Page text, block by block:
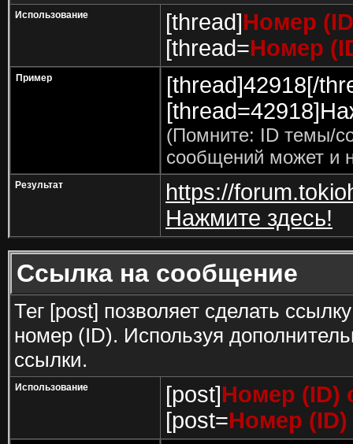
Использование [thread]Номер
[thread=Номер
Пример
[thread]42918[/
(Помните: ID темы/
сообщений может и
Результат
https://
Нажмите здесь!
Ссылка на сообщение
Тег [post] позволяет сделать
номер (ID). Используя
ссылки.
Использование [post]Номер (ID)
[post=Номер